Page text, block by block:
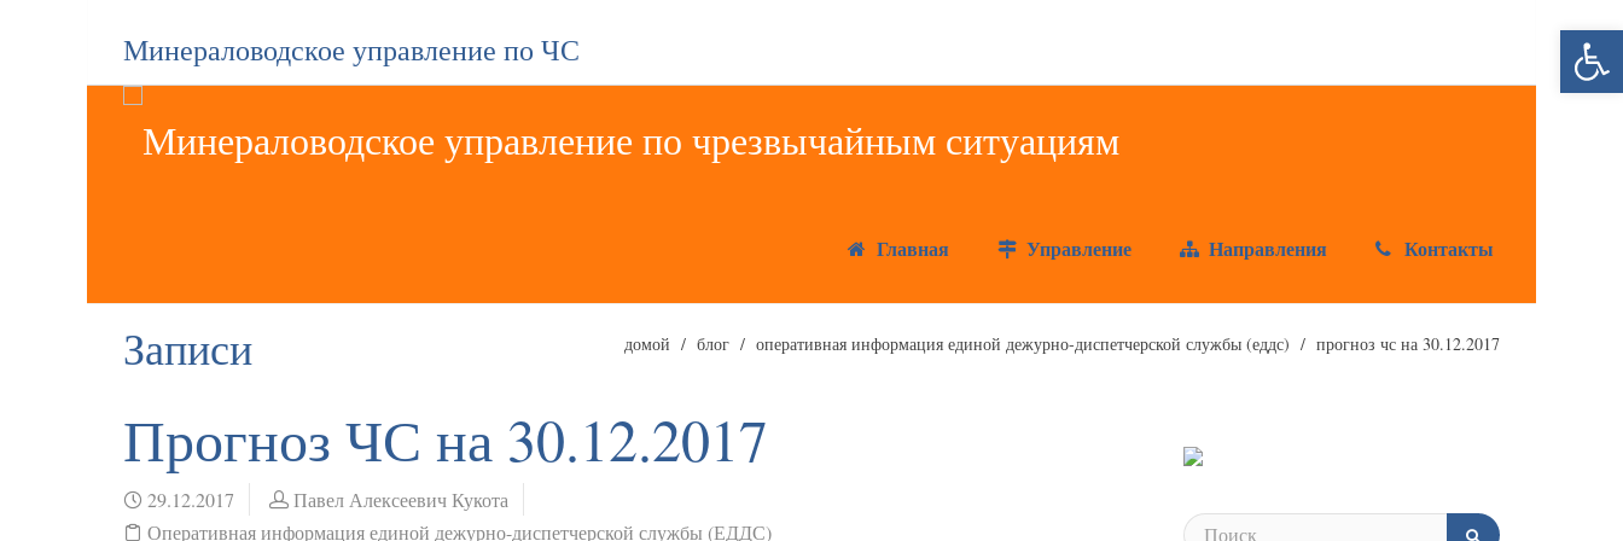
Минераловодское управление по ЧС
Главная Управление Направления Контакты
Записи домой блог оперативная информация единой дежурно-диспетчерской службы (еддс) прогноз чс на 30.12.2017
Прогноз ЧС на 30.12.2017
29.12.2017
Павел Алексеевич Кукота
Оперативная информация единой дежурно-диспетчерской службы (ЕДДС)